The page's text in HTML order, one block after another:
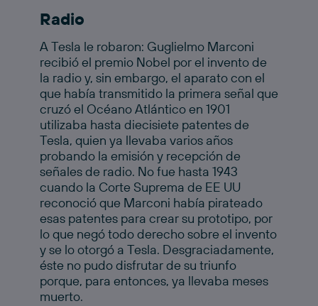
Radio
A Tesla le robaron: Guglielmo Marconi
recibió el premio Nobel por el invento de
la radio y, sin embargo, el aparato con el
que había transmitido la primera señal que
cruzó el Océano Atlántico en 1901
utilizaba hasta diecisiete patentes de
Tesla, quien ya llevaba varios años
probando la emisión y recepción de
señales de radio. No fue hasta 1943
cuando la Corte Suprema de EE UU
reconoció que Marconi había pirateado
esas patentes para crear su prototipo, por
lo que negó todo derecho sobre el invento
y se lo otorgó a Tesla. Desgraciadamente,
éste no pudo disfrutar de su triunfo
porque, para entonces, ya llevaba meses
muerto.